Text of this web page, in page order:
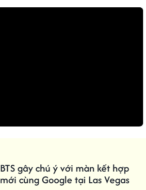
BTS gây chú ý với màn kết hợp
mới cùng Google tại Las Vegas